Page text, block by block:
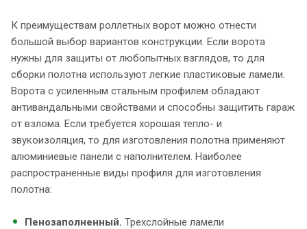
К преимуществам роллетных ворот можно отнести
большой выбор вариантов конструкции. Если ворота
нужны для защиты от любопытных взглядов, то для
сборки полотна используют легкие пластиковые ламели.
Ворота с усиленным стальным профилем обладают
антивандальными свойствами и способны защитить гараж
от взлома. Если требуется хорошая тепло- и
звукоизоляция, то для изготовления полотна применяют
алюминиевые панели с наполнителем. Наиболее
распространенные виды профиля для изготовления
полотна:
Пенозаполненный. Трехслойные ламели